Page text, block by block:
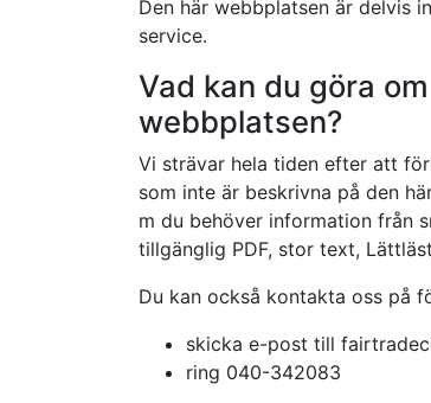
Den här webbplatsen är delvis
service.
Vad kan du göra
webbplatsen?
Vi strävar hela tiden efter att
som inte är beskrivna på den
m du behöver information från
tillgänglig PDF, stor text,
Du kan också kontakta oss på
skicka e-post till
ring 040-342083